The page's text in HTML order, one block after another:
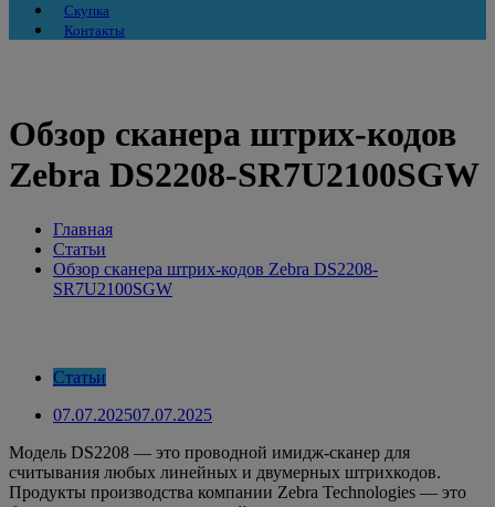
Скупка
Контакты
Обзор сканера штрих-кодов
Zebra DS2208-SR7U2100SGW
Главная
Статьи
Обзор сканера штрих-кодов Zebra DS2208-
SR7U2100SGW
Статьи
07.07.202507.07.2025
Модель DS2208 — это проводной имидж-сканер для
считывания любых линейных и двумерных штрихкодов.
Продукты производства компании Zebra Technologies — это